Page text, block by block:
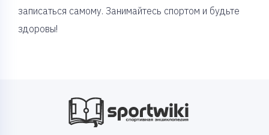
записаться самому. Занимайтесь спортом и будьте
здоровы!